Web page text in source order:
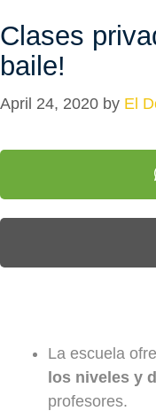
Clases
baile!
April 24, 2020 by El
La escuela
los niveles y
profesores.